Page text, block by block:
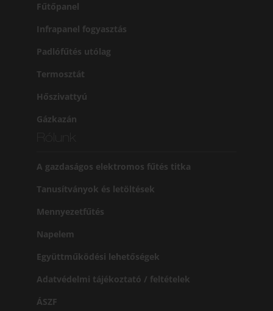
Fűtőpanel
Infrapanel fogyasztás
Padlófűtés utólag
Termosztát
Hőszivattyú
Gázkazán
A gazdaságos elektromos fűtés titka
Tanusítványok és letöltések
Mennyezetfűtés
Napelem
Együttműködési lehetőségek
Adatvédelmi tájékoztató / feltételek
ÁSZF